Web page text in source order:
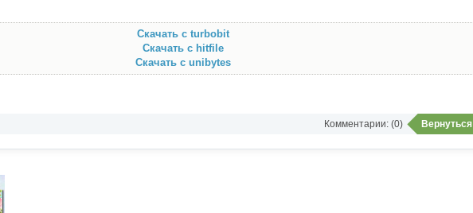
Скачать с turbobit
Скачать с hitfile
Скачать с unibytes
Вернуться
Комментарии: (0)